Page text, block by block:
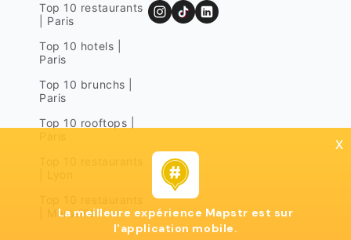
Top 10 restaurants
| Paris
Top 10 hotels |
Paris
Top 10 brunchs |
Paris
Top 10 rooftops |
| Marseille
x
La meilleure expérience Mapstr est sur
l'application mobile.